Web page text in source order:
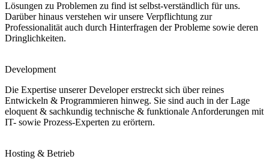
Lösungen zu Problemen zu find ist selbst-verständlich für uns.
Darüber hinaus verstehen wir unsere Verpflichtung zur
Professionalität auch durch Hinterfragen der Probleme sowie deren
Dringlichkeiten.​
Development
Die Expertise unserer Developer erstreckt sich über reines
Entwickeln & Programmieren hinweg. Sie sind auch in der Lage
eloquent & sachkundig technische & funktionale Anforderungen mit
IT- sowie Prozess-Experten zu erörtern.​
Hosting & Betrieb